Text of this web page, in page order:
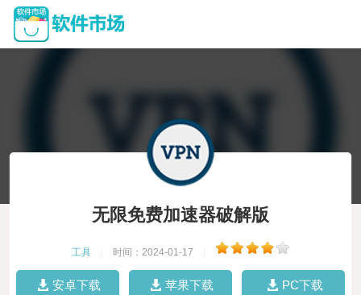
无限免费加速器破解版
工具 时间：2024-01-17
安卓下载 苹果下载 PC下载